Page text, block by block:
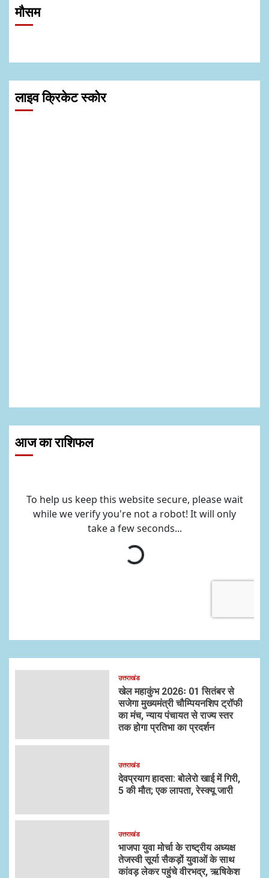
मौसम
लाइव क्रिकेट स्कोर
आज का राशिफल
उत्तराखंड
खेल महाकुंभ 2026ः 01 सितंबर से
सजेगा मुख्यमंत्री चौम्पियनशिप ट्रॉफी
का मंच, न्याय पंचायत से राज्य स्तर
तक होगा प्रतिभा का प्रदर्शन
उत्तराखंड
देवप्रयाग हादसा: बोलेरो खाई में गिरी,
5 की मौत; एक लापता, रेस्क्यू जारी
उत्तराखंड
भाजपा युवा मोर्चा के राष्ट्रीय अध्यक्ष
तेजस्वी सूर्या सैकड़ों युवाओं के साथ
कांवड़ लेकर पहुंचे वीरभद्र, ऋषिकेश